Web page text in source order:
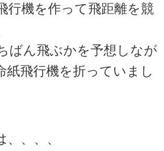
行機を作って飛距離を競
ばん飛ぶかを予想しなが
紙飛行機を折っていまし
、、、